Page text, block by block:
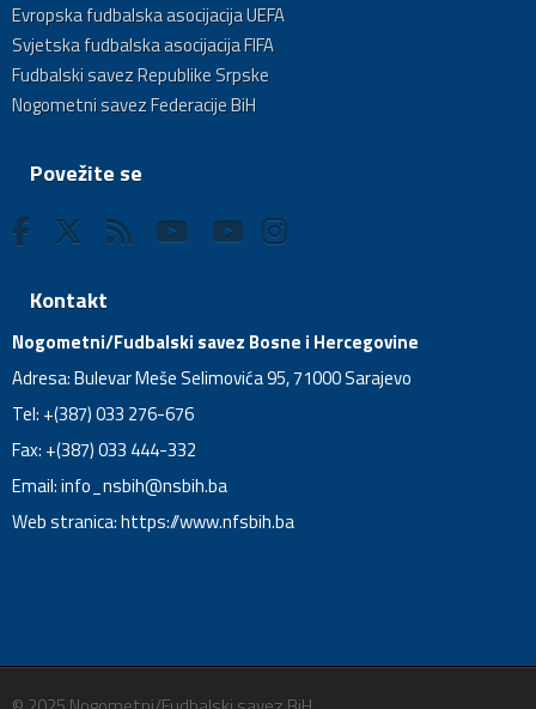
Evropska fudbalska asocijacija UEFA
Svjetska fudbalska asocijacija FIFA
Fudbalski savez Republike Srpske
Nogometni savez Federacije BiH
Povežite se
Kontakt
Nogometni/Fudbalski savez Bosne i Hercegovine
Adresa: Bulevar Meše Selimovića 95, 71000 Sarajevo
Tel: +(387) 033 276-676
Fax: +(387) 033 444-332
Email:info_nsbih@nsbih.ba
Web stranica: https://www.nfsbih.ba